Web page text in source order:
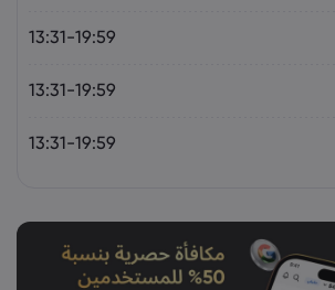
13:31-19:59
13:31-19:59
13:31-19:59